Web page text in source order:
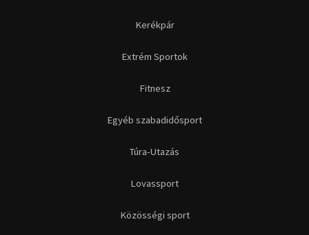
Kerékpár
Extrém Sportok
Fitnesz
Egyéb szabadidősport
Túra-Utazás
Lovassport
Közösségi sport